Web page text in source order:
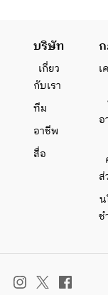
บริษัท
เกี่ยว
กับเรา
ทีม
อาชีพ
สื่อ
เ
อ
ส่
น
ช